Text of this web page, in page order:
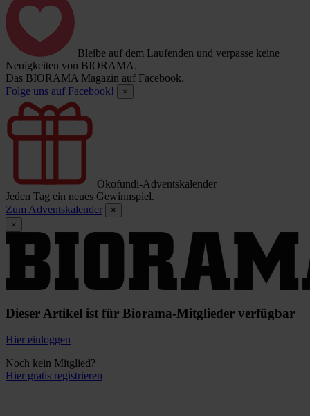
Bleibe auf dem Laufenden und verpasse keine
Neuigkeiten von BIORAMA.
Das BIORAMA Magazin auf Facebook.
Folge uns auf Facebook!
×
Ökofundi-Adventskalender
Jeden Tag ein neues Gewinnspiel.
Zum Adventskalender
×
×
Dieser Artikel ist für Biorama-Mitglieder verfügbar
Hier einloggen
Noch kein Mitglied?
Hier gratis registrieren